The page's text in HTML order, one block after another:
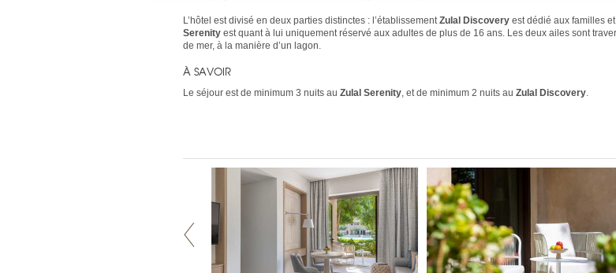
L’hôtel est divisé en deux parties distinctes : l’établissementZulal Discovery est dédié aux familles
Serenity est quant à lui uniquement réservé aux adultes de plus de 16 ans. Les deux ailes sont
de mer, à la manière d’un lagon.
À SAVOIR
Le séjour est de minimum 3 nuits au Zulal Serenity, et de minimum 2 nuits au Zulal Discovery.